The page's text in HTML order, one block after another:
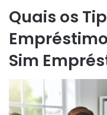
Quais os
Sim